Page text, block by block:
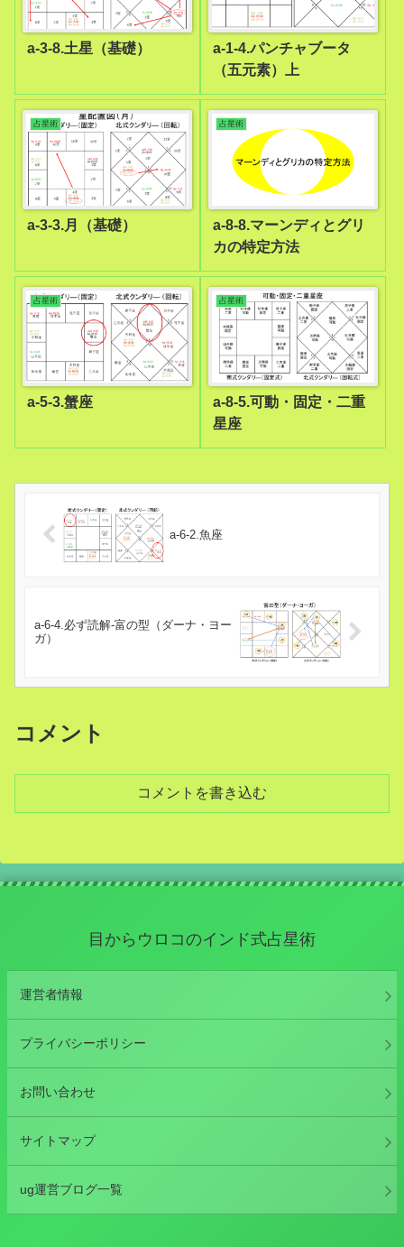
a-3-8.土星（基礎）
a-1-4.パンチャブータ
（五元素）上
占星術
a-3-3.月（基礎）
占星術
a-8-8.マーンディとグリ
カの特定方法
占星術
a-5-3.蟹座
占星術
a-8-5.可動・固定・二重
星座
a-6-2.魚座
a-6-4.必ず読解-富の型（ダーナ・ヨー
ガ）
コメント
コメントを書き込む
目からウロコのインド式占星術
運営者情報
プライバシーポリシー
お問い合わせ
サイトマップ
ug運営ブログ一覧